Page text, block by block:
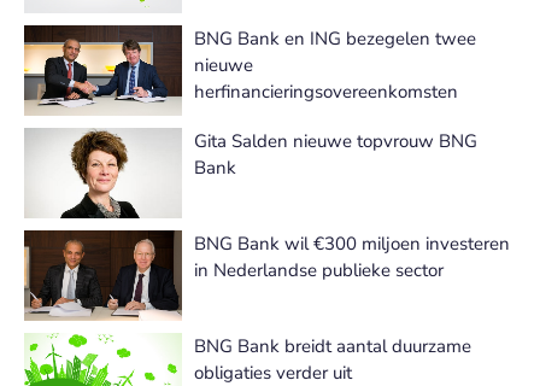
BNG Bank en ING bezegelen twee
nieuwe
herfinancieringsovereenkomsten
Gita Salden nieuwe topvrouw BNG
Bank
BNG Bank wil €300 miljoen investeren
in Nederlandse publieke sector
BNG Bank breidt aantal duurzame
obligaties verder uit